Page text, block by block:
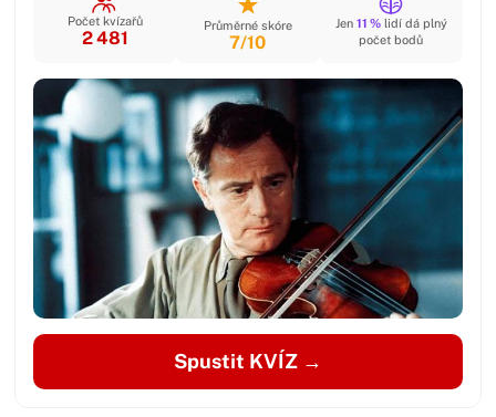
Počet kvízařů
2 481
Průměrné skóre
7/10
Jen 11 %lidí dá plný
počet bodů
Spustit KVÍZ →